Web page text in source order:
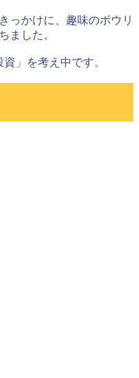
っかけに、趣味のボウリ
ました。
」を考え中です。